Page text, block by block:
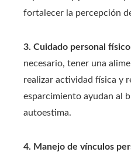
fortalecer la percepción
3. Cuidado personal
necesario, tener una
realizar actividad física y
esparcimiento ayudan al
autoestima.
4. Manejo de vínculos